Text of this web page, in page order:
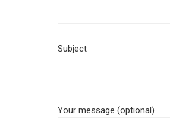
Subject
Your message (optional)